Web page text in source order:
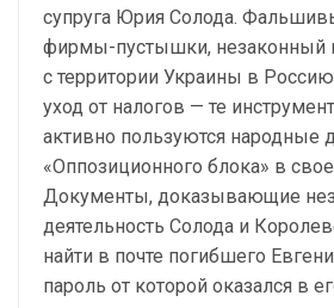
супруга Юрия Солода.
фирмы-пустышки, незаконный
с территории Украины в
уход от налогов — те
активно пользуются народные
«Оппозиционного блока» в
Документы, доказывающие
деятельность Солода и
найти в почте погибшего
пароль от которой оказался в